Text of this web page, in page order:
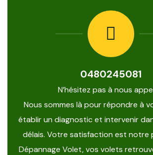
0480245081
N’hésitez pas à nous
Nous sommes là pour répondre à
établir un diagnostic et intervenir
délais. Votre satisfaction est notre
Dépannage Volet, vos volets